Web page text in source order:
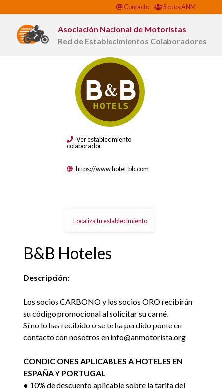
Contacto Socios ANM
Asociación Nacional de Motoristas
Red de Establecimientos Colaboradores
Ver establecimiento
colaborador
https://www.hotel-bb.com
Localiza tu establecimiento
B&B Hoteles
Descripción:
Los socios CARBONO y los socios ORO recibirán
su código promocional al solicitar su carné.
Sí no lo has recibido o se te ha perdido ponte en
contacto con nosotros en info@anmotorista.org
CONDICIONES APLICABLES A HOTELES EN
ESPAÑA Y PORTUGAL
● 10% de descuento aplicable sobre la tarifa del